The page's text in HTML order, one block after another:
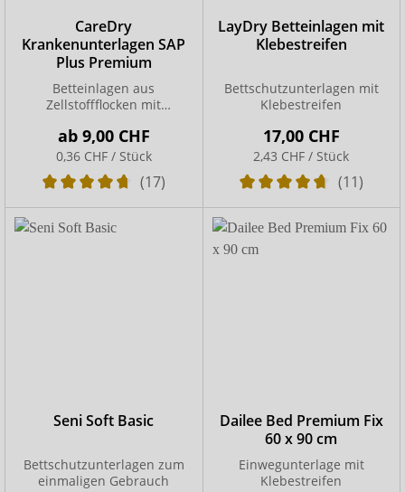
CareDry
Krankenunterlagen SAP
Plus Premium
Betteinlagen aus
Zellstoffflocken mit
ab 9,00 CHF
0,36 CHF / Stück
(17)
LayDry Betteinlagen mit
Klebestreifen
Bettschutzunterlagen mit
Klebestreifen
17,00 CHF
2,43 CHF / Stück
(11)
Seni Soft Basic
Bettschutzunterlagen zum
einmaligen Gebrauch
Dailee Bed Premium Fix
60 x 90 cm
Einwegunterlage mit
Klebestreifen